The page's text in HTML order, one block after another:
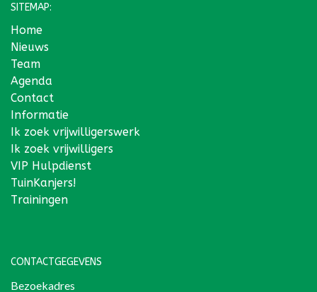
SITEMAP:
Home
Nieuws
Team
Agenda
Contact
Informatie
Ik zoek vrijwilligerswerk
Ik zoek vrijwilligers
VIP Hulpdienst
TuinKanjers!
Trainingen
CONTACTGEGEVENS
Bezoekadres